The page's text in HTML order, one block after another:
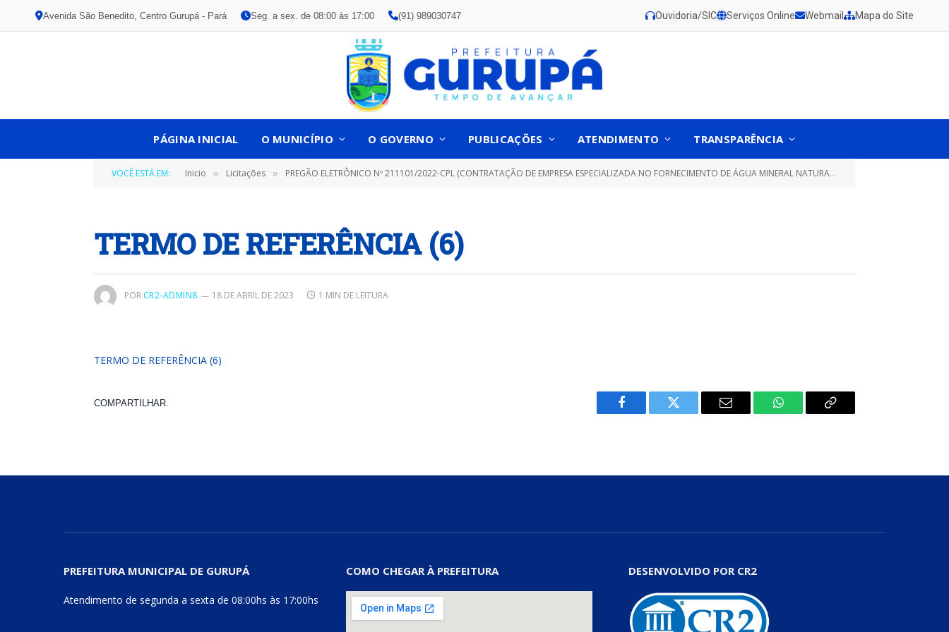
Avenida São Benedito, Centro Gurupá - Pará Seg. a sex. de 08:00 às 17:00 (91) 989030747 Ouvidoria/SIC Serviços Online Webmail Mapa do Site
PÁGINA INICIAL O MUNICÍPIO O GOVERNO PUBLICAÇÕES ATENDIMENTO TRANSPARÊNCIA
VOCÊ ESTÁ EM: Inicio » Licitações » PREGÃO ELETRÔNICO Nº 211101/2022-CPL (CONTRATAÇÃO DE EMPRESA ESPECIALIZADA NO FORNECIMENTO DE ÁGUA MINERAL NATURAL, PARA AS UNIDADES ADMINISTRATIVAS DO MUNICÍPIO DE GURUPÁ/PA)
TERMO DE REFERÊNCIA (6)
POR CR2-ADMIN8 18 DE ABRIL DE 2023 1 MIN DE LEITURA
TERMO DE REFERÊNCIA (6)
COMPARTILHAR.
Facebook Twitter
E-
WhatsAppCopiar
PREFEITURA MUNICIPAL DE GURUPÁ
Atendimento de segunda a sexta de 08:00hs às 17:00hs
COMO CHEGAR À PREFEITURA DESENVOLVIDO POR CR2